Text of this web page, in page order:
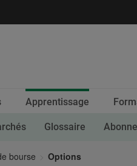
Section
active.
Apprentissage
Glossaire
bourse Options